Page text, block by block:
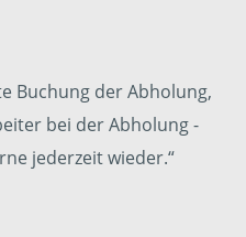
Buchung der Abholung,
bei der Abholung -
jederzeit wieder.“